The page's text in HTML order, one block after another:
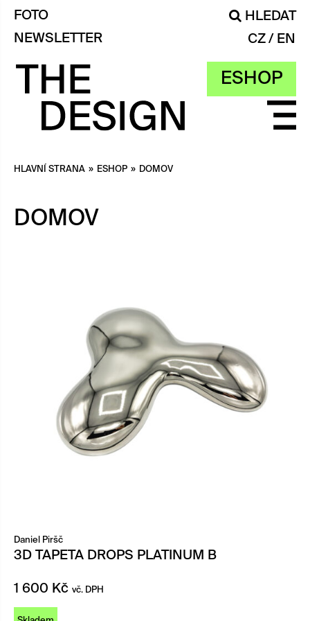
ESHOP
FOTO
HLEDAT
NEWSLETTER
CZ EN
HLAVNÍ STRANA » ESHOP » DOMOV
DOMOV
Daniel Piršč
3D TAPETA DROPS PLATINUM B
1 600 Kč vč. DPH